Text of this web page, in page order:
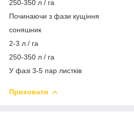
250-350 л / га
Починаючи з фази кущіння
соняшник
2-3 л / га
250-350 л / га
У фазі 3-5 пар листків
Приховати